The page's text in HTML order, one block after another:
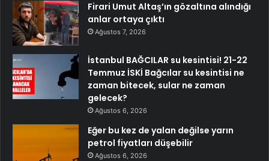
Firari Umut Altaş’ın gözaltına alındığı
anlar ortaya çıktı
Ağustos 7, 2026
İstanbul BAĞCILAR su kesintisi! 21-22
Temmuz İSKİ Bağcılar su kesintisi ne
zaman bitecek, sular ne zaman
gelecek?
Ağustos 6, 2026
Eğer bu kez de yalan değilse yarın
petrol fiyatları düşebilir
Ağustos 6, 2026